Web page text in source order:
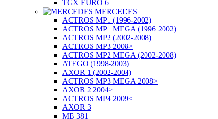
TGX EURO 6
MERCEDES
ACTROS MP1 (1996-2002)
ACTROS MP1 MEGA (1996-2002)
ACTROS MP2 (2002-2008)
ACTROS MP3 2008>
ACTROS MP2 MEGA (2002-2008)
ATEGO (1998-2003)
AXOR 1 (2002-2004)
ACTROS MP3 MEGA 2008>
AXOR 2 2004>
ACTROS MP4 2009<
AXOR 3
MB 381